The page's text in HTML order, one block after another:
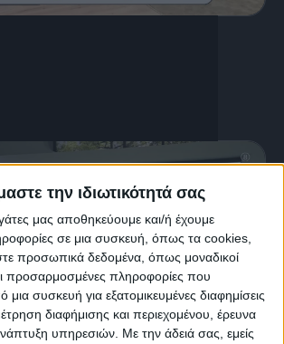
την ιδιωτικότητά σας
μας αποθηκεύουμε και/ή έχουμε
σε μια συσκευή, όπως τα cookies,
προσωπικά δεδομένα, όπως μοναδικοί
προσαρμοσμένες πληροφορίες που
συσκευή για εξατομικευμένες διαφημίσεις
διαφήμισης και περιεχομένου, έρευνα
υπηρεσιών. Με την άδειά σας, εμείς